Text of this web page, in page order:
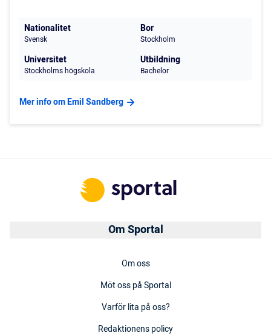
Nationalitet
Svensk
Bor
Stockholm
Universitet
Stockholms högskola
Utbildning
Bachelor
Mer info om Emil Sandberg
Om Sportal
Om oss
Möt oss på Sportal
Varför lita på oss?
Redaktionens policy